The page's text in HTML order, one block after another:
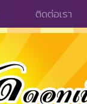
ติดต่อเรา